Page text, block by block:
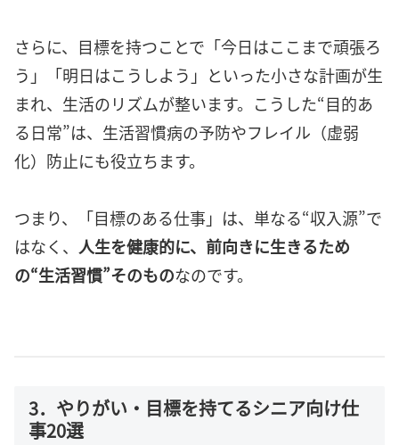
さらに、目標を持つことで「今日はここまで頑張ろ
う」「明日はこうしよう」といった小さな計画が生
まれ、生活のリズムが整います。こうした“目的あ
る日常”は、生活習慣病の予防やフレイル（虚弱
化）防止にも役立ちます。
つまり、「目標のある仕事」は、単なる“収入源”で
はなく、 人生を健康的に、前向きに生きるため
の“生活習慣”そのものなのです。
3．やりがい・目標を持てるシニア向け仕
事20選